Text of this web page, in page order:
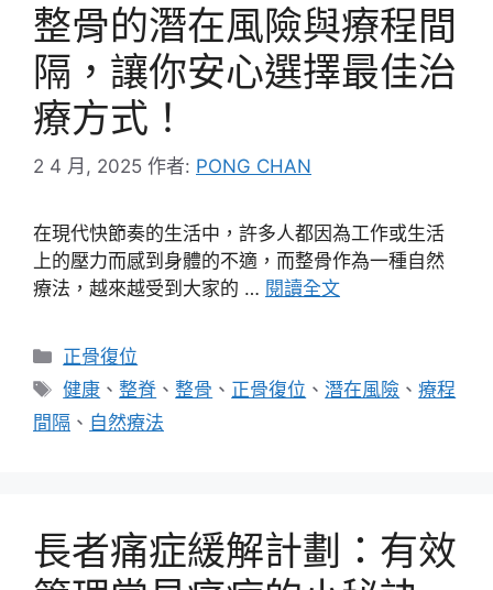
整骨的潛在風險與療程間
隔，讓你安心選擇最佳治
療方式！
2 4 月, 2025 作者: PONG CHAN
在現代快節奏的生活中，許多人都因為工作或生活
上的壓力而感到身體的不適，而整骨作為一種自然
療法，越來越受到大家的 … 閱讀全文
分
類
正骨復位
標
籤
健康 、整脊 、整骨 、 正骨復位 、 潛在風險 、療程
間隔 、 自然療法
長者痛症緩解計劃：有效